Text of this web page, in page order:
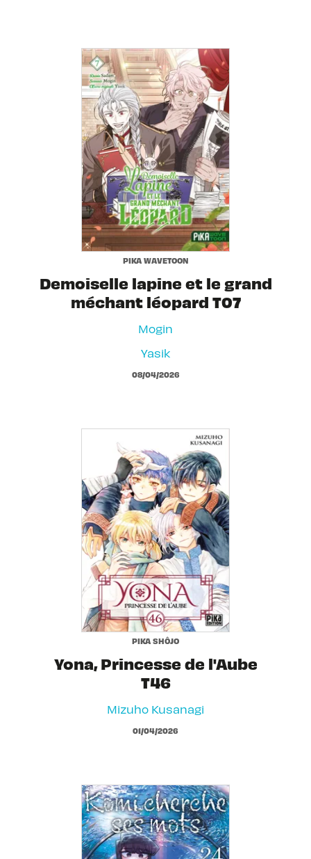
PIKA WAVETOON
Demoiselle lapine et le grand
méchant léopard T07
Mogin
Yasik
08/04/2026
PIKA SHÔJO
Yona, Princesse de l'Aube
T46
Mizuho Kusanagi
01/04/2026